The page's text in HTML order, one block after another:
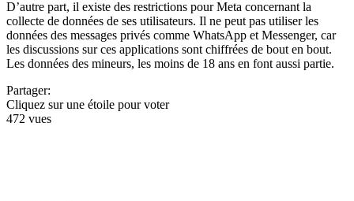
D’autre part, il existe des restrictions pour Meta concernant la
collecte de données de ses utilisateurs. Il ne peut pas utiliser les
données des messages privés comme WhatsApp et Messenger, car
les discussions sur ces applications sont chiffrées de bout en bout.
Les données des mineurs, les moins de 18 ans en font aussi partie.
Partager:
Cliquez sur une étoile pour voter
472 vues